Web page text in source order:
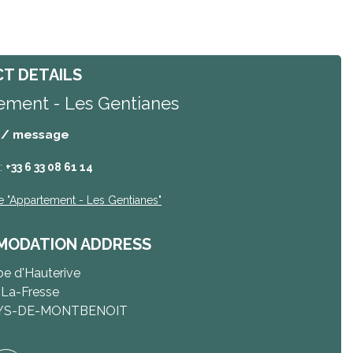
DETAILS
- Les Gentianes
message
+33 6 33 08 61 14
"Appartement - Les Gentianes"
ADDRESS
d'Hauterive
Fresse
DE-MONTBENOIT